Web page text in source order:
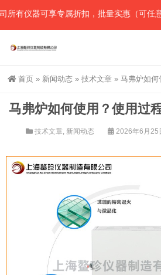
仪器可享专属折扣，批量实惠（可任意
首页 » 新闻动态 » 技术文章 » 马弗炉如何
马弗炉如何使用？使用过
技术文章, 新闻动态 2026年6月25